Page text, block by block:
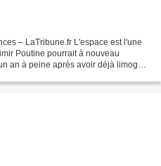
– LaTribune.fr L'espace est l'une
Poutine pourrait à nouveau
an à peine après avoir déjà limogé